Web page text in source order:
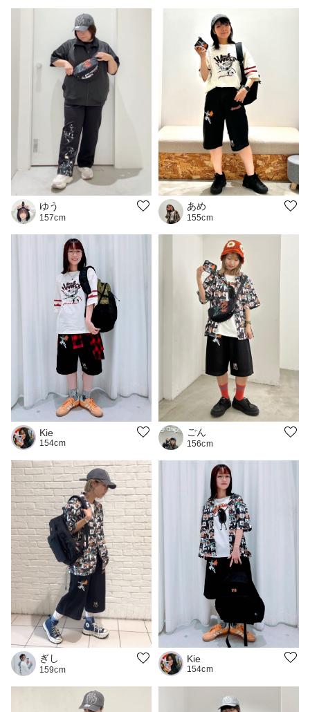
ゆう
157cm
あめ
155cm
Kie
154cm
ごん
156cm
ぎし
159cm
Kie
154cm